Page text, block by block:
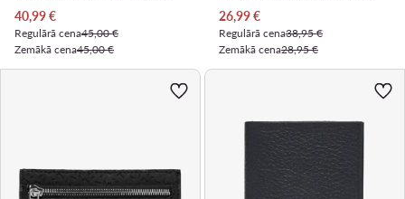
Pašreizējā cena
40,99€
Regulārā cena45,00 €
Zemākā cena45,00 €
Pašreizējā cena
26,99€
Regulārā cena38,95 €
Zemākā cena28,95 €